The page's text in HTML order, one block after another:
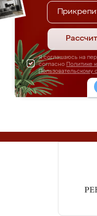
Я соглашаюсь на
согласно Политике
Пользовательскому